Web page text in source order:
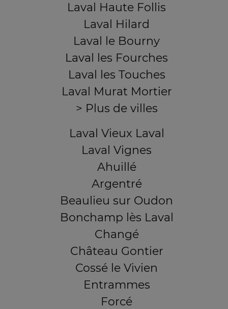
Laval Haute Follis
Laval Hilard
Laval le Bourny
Laval les Fourches
Laval les Touches
Laval Murat Mortier
> Plus de villes
Laval Vieux Laval
Laval Vignes
Ahuillé
Argentré
Beaulieu sur Oudon
Bonchamp lès Laval
Changé
Château Gontier
Cossé le Vivien
Entrammes
Forcé